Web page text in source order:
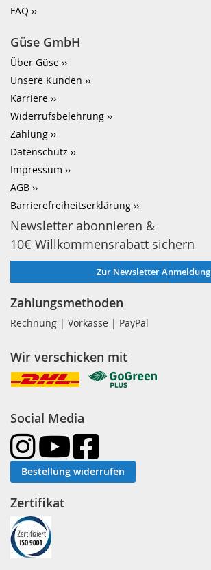
FAQ
Güse GmbH
Über Güse
Unsere Kunden
Karriere
Widerrufsbelehrung
Zahlung
Datenschutz
Impressum
AGB
Barrierefreiheitserklärung
Newsletter abonnieren &
10€ Willkommensrabatt sichern
Zur Newsletter Anmeldung
Zahlungsmethoden
Rechnung | Vorkasse | PayPal
Wir verschicken mit
Social Media
Bestellung widerrufen
Zertifikat